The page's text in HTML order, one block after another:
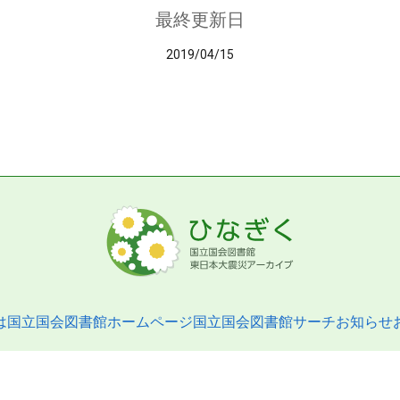
最終更新日
2019/04/15
国立国会図書館ホームページ国立国会図書館サーチお知らせ